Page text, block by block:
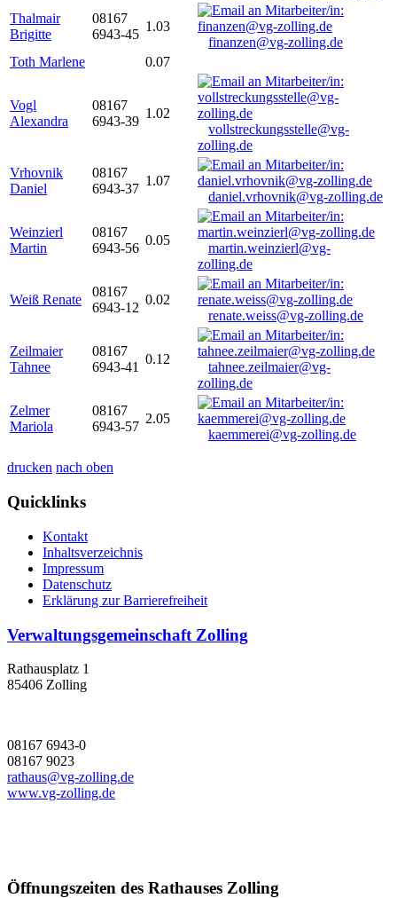
Thalmair
Brigitte
08167
6943-45
1.03
finanzen@vg-zolling.de
Toth Marlene
0.07
Vogl
Alexandra
08167
6943-39
1.02
vollstreckungsstelle@vg-
zolling.de
Vrhovnik
Daniel
08167
6943-37
1.07
daniel.vrhovnik@vg-zolling.de
Weinzierl
Martin
08167
6943-56
0.05
martin.weinzierl@vg-
zolling.de
Weiß Renate
08167
6943-12
0.02
renate.weiss@vg-zolling.de
Zeilmaier
Tahnee
08167
6943-41
0.12
tahnee.zeilmaier@vg-
zolling.de
Zelmer
Mariola
08167
6943-57
2.05
kaemmerei@vg-zolling.de
drucken nach oben
Quicklinks
Kontakt
Inhaltsverzeichnis
Impressum
Datenschutz
Erklärung zur Barrierefreiheit
Verwaltungsgemeinschaft Zolling
Rathausplatz 1
85406 Zolling
08167 6943-0
08167 9023
rathaus@vg-zolling.de
www.vg-zolling.de
Öffnungszeiten des Rathauses Zolling